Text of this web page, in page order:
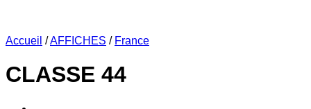
Accueil /AFFICHES / France
CLASSE 44